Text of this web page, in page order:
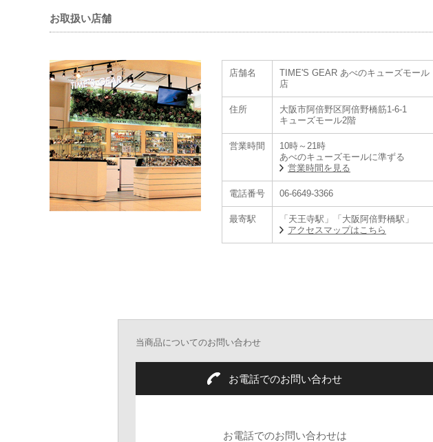
お取扱い店舗
店舗名
TIME'S GEAR あべのキューズモール
店
住所
大阪市阿倍野区阿倍野橋筋1-6-1
キューズモール2階
営業時間
10時～21時
あべのキューズモールに準ずる
営業時間を見る
電話番号 06-6649-3366
最寄駅
「天王寺駅」「大阪阿倍野橋駅」
アクセスマップはこちら
当商品についてのお問い合わせ
お電話でのお問い合わせ
お電話でのお問い合わせは